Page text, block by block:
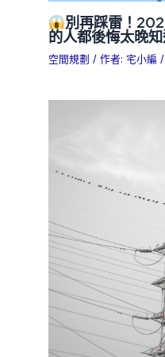
別再踩雷！
的人都後悔太晚知
空間規劃 / 作者: 宅小編/